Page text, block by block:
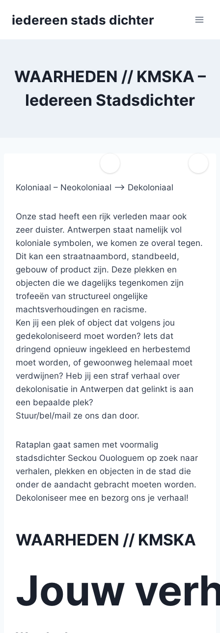
iedereen stads dichter
WAARHEDEN // KMSKA –
Iedereen Stadsdichter
Koloniaal – Neokoloniaal –> Dekoloniaal
Onze stad heeft een rijk verleden maar ook
zeer duister. Antwerpen staat namelijk vol
koloniale symbolen, we komen ze overal tegen.
Dit kan een straatnaambord, standbeeld,
gebouw of product zijn. Deze plekken en
objecten die we dagelijks tegenkomen zijn
trofeeën van structureel ongelijke
machtsverhoudingen en racisme.
Ken jij een plek of object dat volgens jou
gedekoloniseerd moet worden? Iets dat
dringend opnieuw ingekleed en herbestemd
moet worden, of gewoonweg helemaal moet
verdwijnen? Heb jij een straf verhaal over
dekolonisatie in Antwerpen dat gelinkt is aan
een bepaalde plek?
Stuur/bel/mail ze ons dan door.
Rataplan gaat samen met voormalig
stadsdichter Seckou Ouologuem op zoek naar
verhalen, plekken en objecten in de stad die
onder de aandacht gebracht moeten worden.
Dekoloniseer mee en bezorg ons je verhaal!
WAARHEDEN // KMSKA
Jouw